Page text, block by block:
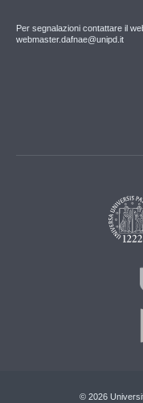
Per segnalazioni contattare il
webmaster.dafnae@unipd.it
© 2026